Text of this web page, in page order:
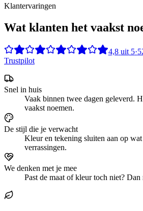
Klantervaringen
Wat klanten het vaakst
4,8 uit5·
Trustpilot
Snel in huis
Vaak binnen twee dagen geleverd.
vaakst noemen.
De stijl die je verwacht
Kleur en tekening sluiten aan op
verrassingen.
We denken met je mee
Past de maat of kleur toch niet?